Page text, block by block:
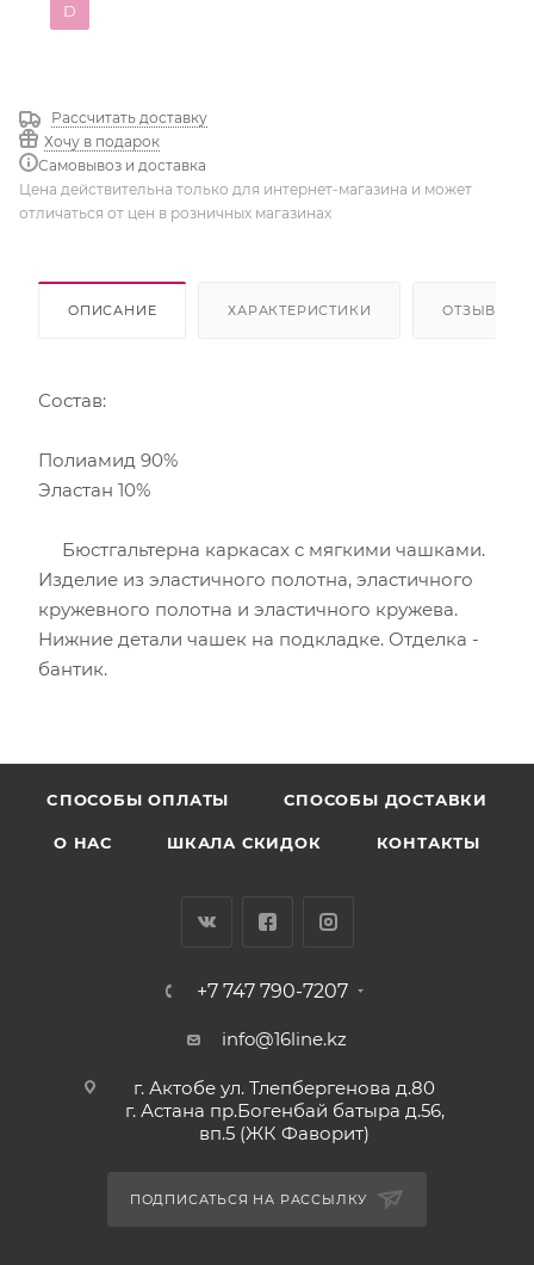
D
Рассчитать доставку
Хочу в подарок
Самовывоз и доставка
Цена действительна только для интернет-магазина и может
отличаться от цен в розничных магазинах
ОПИСАНИЕ ХАРАКТЕРИСТИКИ ОТЗЫВЫ
Состав:
Полиамид 90%
Эластан 10%
Бюстгальтерна каркасах с мягкими чашками.
Изделие из эластичного полотна, эластичного
кружевного полотна и эластичного кружева.
Нижние детали чашек на подкладке. Отделка -
бантик.
CПОСОБЫ ОПЛАТЫ СПОСОБЫ ДОСТАВКИ
О НАС ШКАЛА СКИДОК КОНТАКТЫ
+7 747 790-7207
info@16line.kz
г. Актобе ул. Тлепбергенова д.80
г. Астана пр.Богенбай батыра д.56,
вп.5 (ЖК Фаворит)
ПОДПИСАТЬСЯ НА РАССЫЛКУ